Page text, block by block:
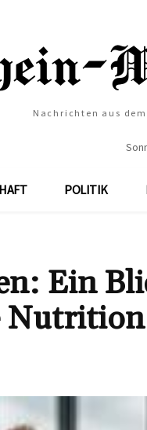
Nachrichten aus
POLITIK
Ein
Nutrition